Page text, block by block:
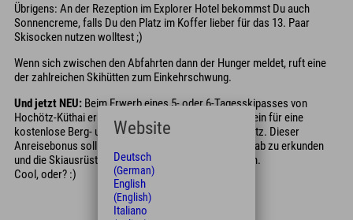
Übrigens: An der Rezeption im Explorer Hotel bekommst Du auch
Sonnencreme, falls Du den Platz im Koffer lieber für das 13. Paar
Skisocken nutzen wolltest ;)
Wenn sich zwischen den Abfahrten dann der Hunger meldet, ruft eine
der zahlreichen Skihütten zum Einkehrschwung.
Und jetzt NEU: Beim Erwerb eines 5- oder 6-Tagesskipasses von
Hochötz-Küthai erhältst Du am Kauftag einen Gutschein für eine
kostenlose Berg- und Talfahrt bei den Bergbahnen Oetz. Dieser
Anreisebonus soll Dir ermöglichen, das Skigebiet vorab zu erkunden
und die Skiausrüstung stressfrei am Vortag zu mieten.
Cool, oder? :)
Website
Deutsch
(German)
English
(English)
Italiano